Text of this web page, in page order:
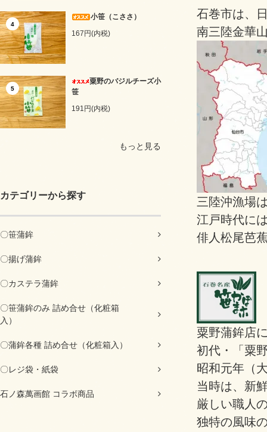
4
小笹（こささ）
167円(内税)
5
粟野のバジルチーズ小
笹
191円(内税)
もっと見る
カテゴリーから探す
〇笹蒲鉾
〇揚げ蒲鉾
〇カステラ蒲鉾
〇笹蒲鉾のみ 詰め合せ（化粧箱
入）
〇蒲鉾各種 詰め合せ（化粧箱入）
〇レジ袋・紙袋
石ノ森萬画館 コラボ商品
石巻市は、
南三陸金華
三陸沖漁場
江戸時代に
俳人松尾芭
粟野蒲鉾店
初代・「粟
昭和元年（
当時は、新
厳しい職人
独特の風味